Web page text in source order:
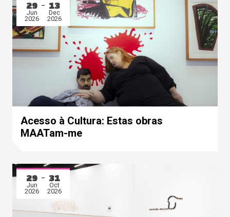
29
Jun
2026
13
Dec
2026
Acesso à Cultura: Estas obras
MAATam-me
29
Jun
2026
31
Oct
2026